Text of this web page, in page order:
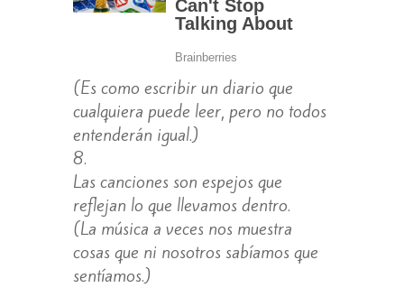
(Es como escribir un diario que
cualquiera puede leer, pero no todos
entenderán igual.)
Las canciones son espejos que
reflejan lo que llevamos dentro.
(La música a veces nos muestra
cosas que ni nosotros sabíamos que
sentíamos.)